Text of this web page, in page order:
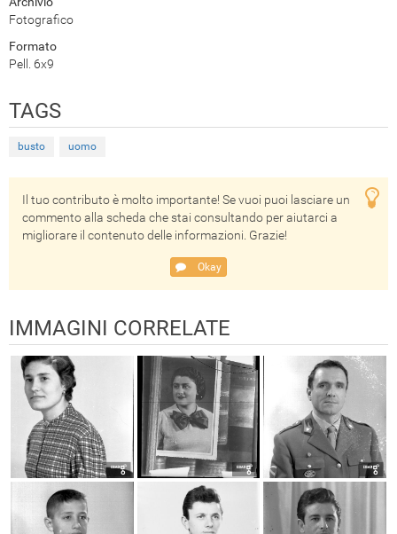
Fotografico
Formato
Pell. 6x9
TAGS
busto uomo
Il tuo contributo è molto importante! Se vuoi puoi lasciare un
commento alla scheda che stai consultando per aiutarci a
migliorare il contenuto delle informazioni. Grazie!
Okay
IMMAGINI CORRELATE